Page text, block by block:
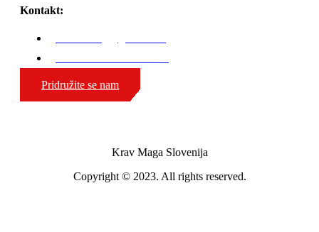
Kontakt:
Pridružite se nam
Krav Maga Slovenija
Copyright © 2023. All rights reserved.